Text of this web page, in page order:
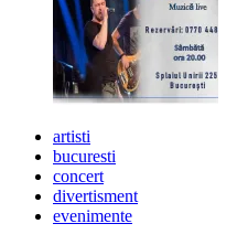
artisti
bucuresti
concert
divertisment
evenimente